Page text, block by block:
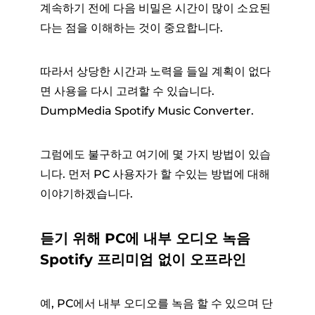
계속하기 전에 다음 비밀은 시간이 많이 소요된
다는 점을 이해하는 것이 중요합니다.
따라서 상당한 시간과 노력을 들일 계획이 없다
면 사용을 다시 고려할 수 있습니다.
DumpMedia Spotify Music Converter.
그럼에도 불구하고 여기에 몇 가지 방법이 있습
니다. 먼저 PC 사용자가 할 수있는 방법에 대해
이야기하겠습니다.
듣기 위해 PC에 내부 오디오 녹음
Spotify 프리미엄 없이 오프라인
예, PC에서 내부 오디오를 녹음 할 수 있으며 단